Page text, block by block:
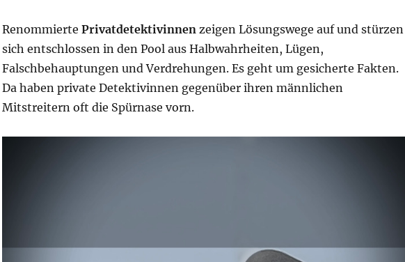
Renommierte Privatdetektivinnen zeigen Lösungswege auf und stürzen
sich entschlossen in den Pool aus Halbwahrheiten, Lügen,
Falschbehauptungen und Verdrehungen. Es geht um gesicherte Fakten.
Da haben private Detektivinnen gegenüber ihren männlichen
Mitstreitern oft die Spürnase vorn.